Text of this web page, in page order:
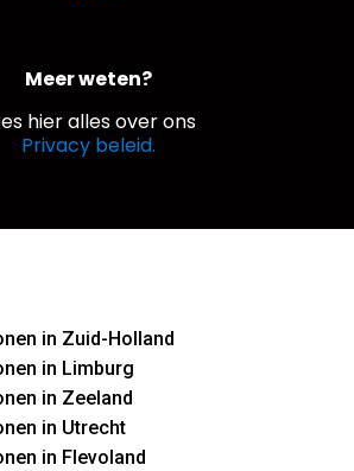
Meer weten?
hier alles over ons
Privacy beleid.
in Zuid-Holland
in Limburg
in Zeeland
in Utrecht
in Flevoland